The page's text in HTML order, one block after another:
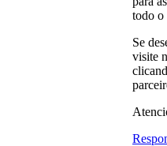
todo o
Se
visite